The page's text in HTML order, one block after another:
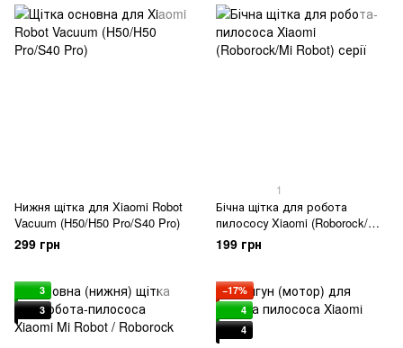
Нижня щітка для Xiaomi Robot
Vacuum (H50/H50 Pro/S40 Pro)
299 грн
1
Бічна щітка для робота
пилососу Xiaomi (Roborock/Mi
Robot) серії
199 грн
3
3
−17%
4
4